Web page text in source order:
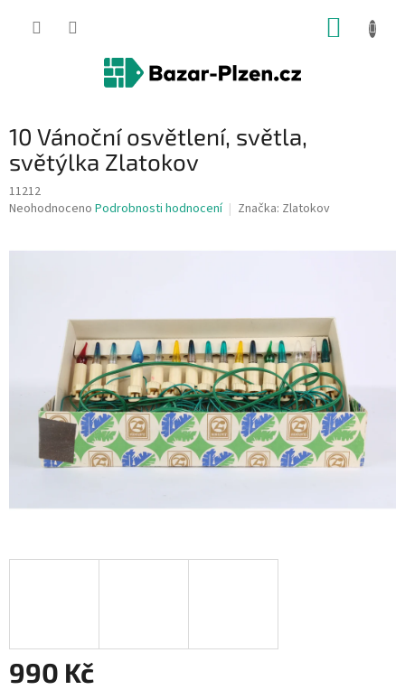
10 Vánoční osvětlení, světla,
světýlka Zlatokov
11212
Průměrné
hvězdiček.
Neohodnoceno Podrobnosti hodnocení Značka: Zlatokov
990 Kč